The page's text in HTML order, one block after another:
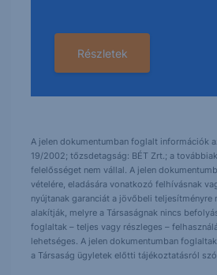
Részletek
A jelen dokumentumban foglalt információk
19/2002; tőzsdetagság: BÉT Zrt.; a
felelősséget nem vállal. A jelen
vételére, eladására vonatkozó felhívásnak
nyújtanak garanciát a jövőbeli
alakítják, melyre a Társaságnak nincs
foglaltak – teljes vagy részleges –
lehetséges. A jelen dokumentumban
a Társaság ügyletek előtti tájékoztatásról